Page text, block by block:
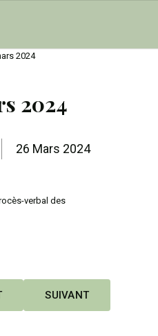
2024
26 Mars 2024
verbal des
: 10 JUIN 2024
ARTICLE SUIVANT :
SUIVANT